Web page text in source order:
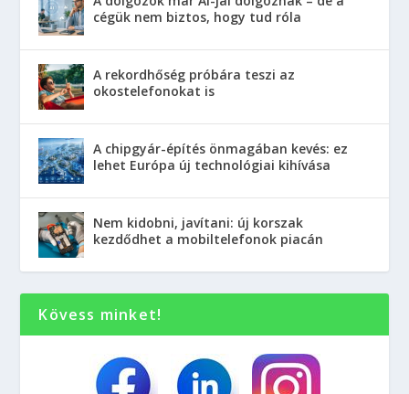
cégük nem biztos, hogy tud róla
A rekordhőség próbára teszi az
okostelefonokat is
A chipgyár-építés önmagában kevés: ez
lehet Európa új technológiai kihívása
Nem kidobni, javítani: új korszak
kezdődhet a mobiltelefonok piacán
Kövess minket!